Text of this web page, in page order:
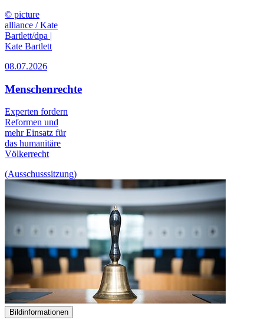
© picture
alliance / Kate
Bartlett/dpa |
Kate Bartlett
08.07.2026
Menschenrechte
Experten fordern
Reformen und
mehr Einsatz für
das humanitäre
Völkerrecht
(Ausschusssitzung)
Bildinformationen